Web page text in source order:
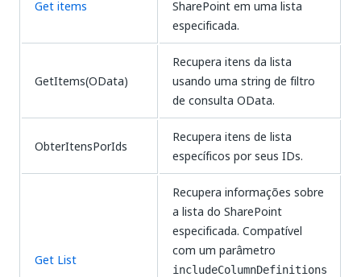
Get items
SharePoint em uma lista
especificada.
GetItems(OData)
Recupera itens da lista
usando uma string de filtro
de consulta OData.
ObterItensPorIds
Recupera itens de lista
específicos por seus IDs.
Get List
Recupera informações sobre
a lista do SharePoint
especificada. Compatível
com um parâmetro
includeColumnDefinitions